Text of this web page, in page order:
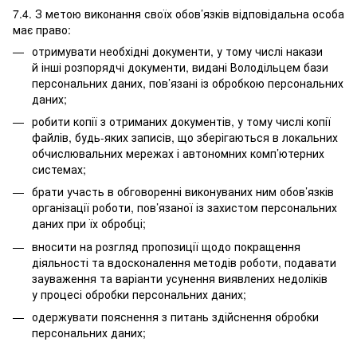
7.4. З метою виконання своїх обов’язків відповідальна особа
має право:
отримувати необхідні документи, у тому числі накази
й інші розпорядчі документи, видані Володільцем бази
персональних даних, пов’язані із обробкою персональних
даних;
робити копії з отриманих документів, у тому числі копії
файлів, будь-яких записів, що зберігаються в локальних
обчислювальних мережах і автономних комп’ютерних
системах;
брати участь в обговоренні виконуваних ним обов’язків
організації роботи, пов’язаної із захистом персональних
даних при їх обробці;
вносити на розгляд пропозиції щодо покращення
діяльності та вдосконалення методів роботи, подавати
зауваження та варіанти усунення виявлених недоліків
у процесі обробки персональних даних;
одержувати пояснення з питань здійснення обробки
персональних даних;